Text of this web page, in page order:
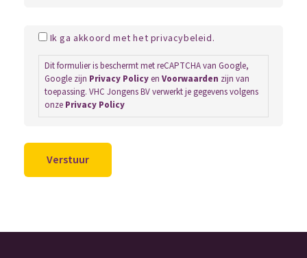
Ik ga akkoord met het privacybeleid.
Dit formulier is beschermt met reCAPTCHA van Google,
Google zijn Privacy Policyen Voorwaarden zijn van
toepassing. VHC Jongens BV verwerkt je gegevens volgens
onze Privacy Policy